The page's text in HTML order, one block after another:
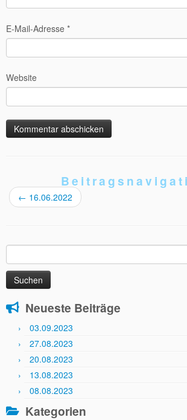
E-Mail-Adresse *
Website
← 16.06.2022
nach:
Neueste Beiträge
03.09.2023
27.08.2023
20.08.2023
13.08.2023
08.08.2023
Kategorien